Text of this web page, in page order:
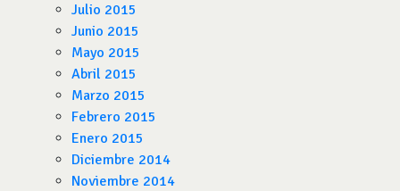
Julio 2015
Junio 2015
Mayo 2015
Abril 2015
Marzo 2015
Febrero 2015
Enero 2015
Diciembre 2014
Noviembre 2014